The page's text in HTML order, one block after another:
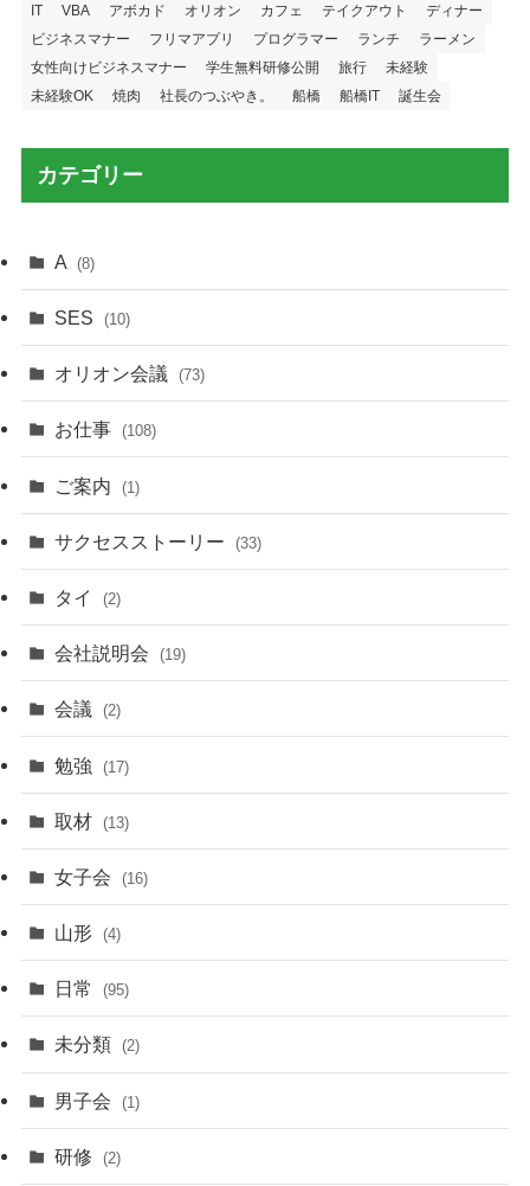
IT VBA アボカド オリオン カフェ テイクアウト
ディナー
ビジネスマナー
フリマアプリ プログラマー ランチ
ラーメン
女性向けビジネスマナー
学生無料研修公開 旅行
未経験
未経験OK
焼肉 社長のつぶやき。 船橋 船橋IT 誕生会
カテゴリー
A (8)
SES (10)
オリオン会議 (73)
お仕事 (108)
ご案内 (1)
サクセスストーリー (33)
タイ (2)
会社説明会 (19)
会議 (2)
勉強 (17)
取材 (13)
女子会 (16)
山形 (4)
日常 (95)
未分類 (2)
男子会 (1)
研修 (2)